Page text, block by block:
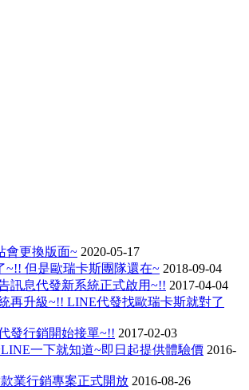
會更換版面~ 2020-05-17
~!! 但是歐瑞卡斯團隊還在~ 2018-09-04
訊息代發新系統正式啟用~!! 2017-04-04
再升級~!! LINE代發找歐瑞卡斯就對了
發行銷開始接單~!! 2017-02-03
一下就知道~即日起提供體驗價 2016-
業行銷專案正式開放 2016-08-26